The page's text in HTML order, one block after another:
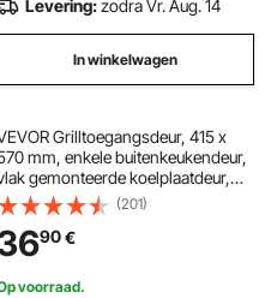
Levering:zodra Vr. Aug. 14
In winkelwagen
Grilltoegangsdeur, 415 x
mm, enkele buitenkeukendeur,
gemonteerde koelplaatdeur,
verticale wanddeur met handgreep,
voor grill-eiland, grillstation,
zwart
(201)
90€
voorraad.